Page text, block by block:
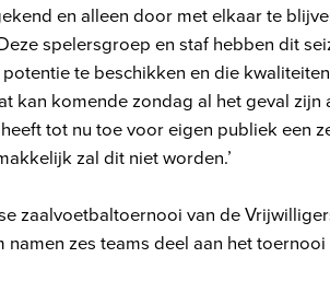
en alleen door met elkaar te
spelersgroep en staf hebben dit
te beschikken en die
kan komende zondag al het geval zijn
tot nu toe voor eigen publiek een
zal dit niet worden.’
zaalvoetbaltoernooi van de
namen zes teams deel aan het